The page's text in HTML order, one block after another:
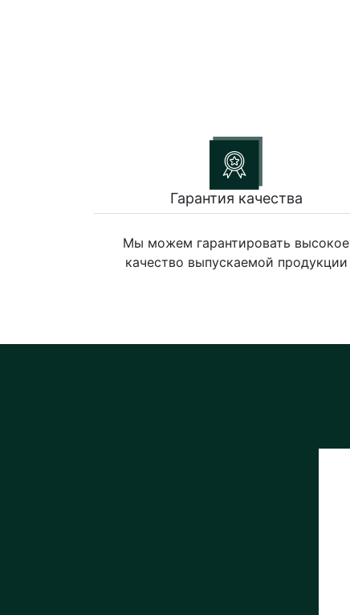
Гарантия качества
Мы можем гарантировать высокое
качество выпускаемой продукции